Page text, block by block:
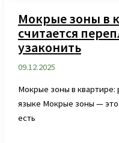
Мокрые зоны в
считается
узаконить
09.12.2025
Мокрые зоны в квартире:
языке Мокрые зоны — это
есть